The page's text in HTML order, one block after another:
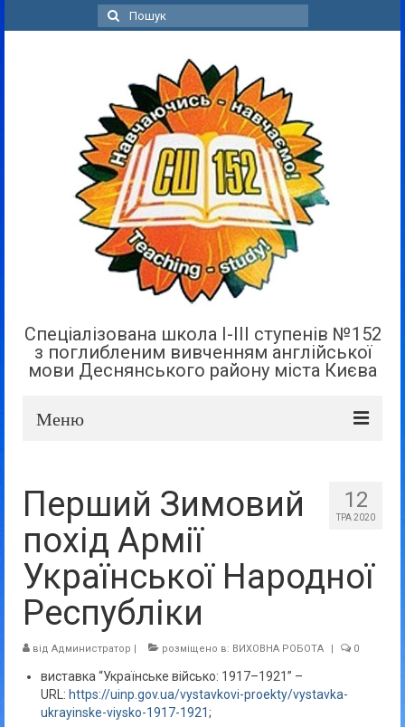
Пошук
для:
Спеціалізована школа І-ІІІ ступенів №152
з поглибленим вивченням англійської
мови Деснянського району міста Києва
Меню
Дошка оголошень
Батькам та учням
Прозорість та відкритість
12
ТРА 2020
Перший Зимовий
похід Армії
Української Народної
Республіки
від Администратор | розміщено в: ВИХОВНА РОБОТА | 0
виставка “Українське військо: 1917–1921” –
URL: https://uinp.gov.ua/vystavkovi-proekty/vystavka-
ukrayinske-viysko-1917-1921;